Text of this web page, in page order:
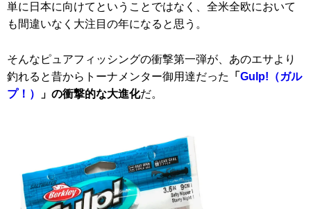
単に日本に向けてということではなく、全米全欧において
も間違いなく大注目の年になると思う。
そんなピュアフィッシングの衝撃第一弾が、あのエサより
釣れると昔からトーナメンター御用達だった
「 Gulp!（ガル
プ！）
」の衝撃的な大進化だ。